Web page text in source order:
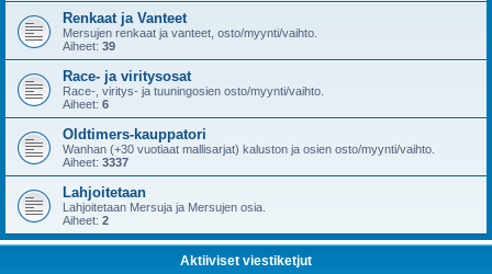
Renkaat ja Vanteet
Mersujen renkaat ja vanteet, osto/myynti/vaihto.
Aiheet: 39
Race- ja viritysosat
Race-, viritys- ja tuuningosien osto/myynti/vaihto.
Aiheet: 6
Oldtimers-kauppatori
Wanhan (+30 vuotiaat mallisarjat) kaluston ja osien osto/myynti/vaihto.
Aiheet: 3337
Lahjoitetaan
Lahjoitetaan Mersuja ja Mersujen osia.
Aiheet: 2
Aktiiviset viestiketjut